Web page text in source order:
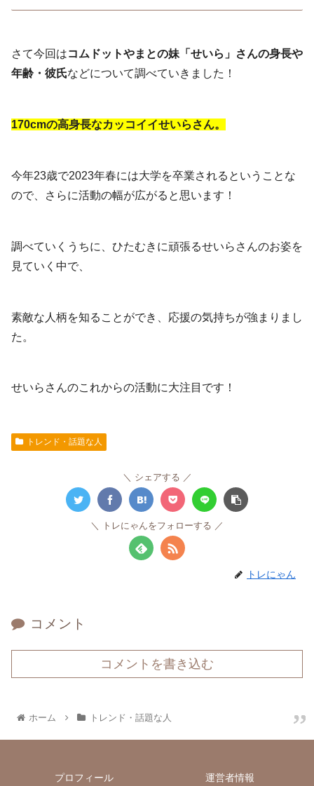
さて今回はコムドットやまとの妹「せいら」さんの身長や
年齢・彼氏などについて調べていきました！
170cmの高身長なカッコイイせいらさん。
今年23歳で2023年春には大学を卒業されるということな
ので、さらに活動の幅が広がると思います！
調べていくうちに、ひたむきに頑張るせいらさんのお姿を
見ていく中で、
素敵な人柄を知ることができ、応援の気持ちが強まりまし
た。
せいらさんのこれからの活動に大注目です！
トレンド・話題な人
シェアする
トレにゃんをフォローする
トレにゃん
コメント
コメントを書き込む
ホーム トレンド・話題な人
プロフィール 運営者情報